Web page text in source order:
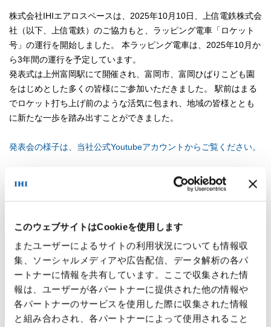
このウェブサイトはCookieを使用します
またユーザーによるサイトの利用状況についても情報収
集、ソーシャルメディアや広告配信、データ解析の各パ
ートナーに情報を共有しています。ここで収集された情
報は、ユーザーが各パートナーに提供された他の情報や
各パートナーのサービスを使用した際に収集された情報
と組み合わされ、各パートナーによって使用されること
株式会社IHIエアロスペースは、2025年10月10日、上信電鉄株式会
社（以下、上信電鉄）のご協力もと、ラッピング電車「ロケット
号」の運行を開始しました。 本ラッピング電車は、2025年10月か
ら3年間の運行を予定しています。
発表式は上州富岡駅にて開催され、富岡市、富岡ひばりこども園
をはじめとした多くの皆様にご参加いただきました。 駅前はまる
でロケット打ち上げ前のような活気に包まれ、地域の皆様ととも
に新たな一歩を踏み出すことができました。
発表会の様子は、当社公式Youtubeアカウントからご覧ください。
本ラッピング電車は、「群馬から宇宙へ！」をテーマに、当社エ
ンジニアが自らデザインし、IHIエアロスペースのイメージカラー
と希望を表現しています。 社員の熱い想いを込めた「ロケット
号」は、今後上信電鉄の沿線地域を走り、地域の皆さまに親しん
でいただける存在を目指します。
当社は、昨年4月に東京都江東区から群馬県富岡市へ本社を移転
し、今年創立25周年を迎えました。節目の年に、地域との絆をよ
り深める取り組みとして、今回のラッピング電車運行が実現した
ことを大変嬉しく思います。
上信電鉄は創業130年を迎え、当社の事業や社員の生活を支える重